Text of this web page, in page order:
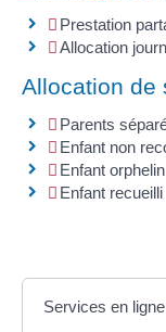
Prestation
Allocation
Allocation de
Parents
Enfant non
Enfant orphelin
Enfant recueilli
Services en